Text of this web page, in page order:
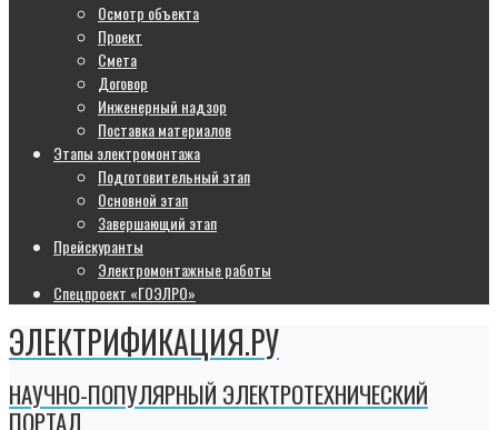
Осмотр объекта
Проект
Смета
Договор
Инженерный надзор
Поставка материалов
Этапы электромонтажа
Подготовительный этап
Основной этап
Завершающий этап
Прейскуранты
Электромонтажные работы
Спецпроект «ГОЭЛРО»
ЭЛЕКТРИФИКАЦИЯ.РУ
НАУЧНО-ПОПУЛЯРНЫЙ ЭЛЕКТРОТЕХНИЧЕСКИЙ
ПОРТАЛ